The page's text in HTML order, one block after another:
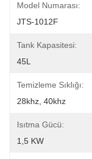
Model Numarası:
JTS-1012F
Tank Kapasitesi:
45L
Temizleme Sıklığı:
28khz, 40khz
Isıtma Gücü:
1,5 KW